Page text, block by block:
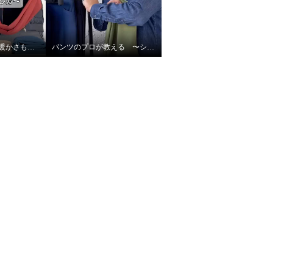
ピーツー史上1番の暖かさもこもこ裏起毛レギンスパンツ〜サイズの選び方〜 パンツのプロが教える 〜シルエット編〜